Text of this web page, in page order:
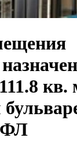
кв.
ФЛ